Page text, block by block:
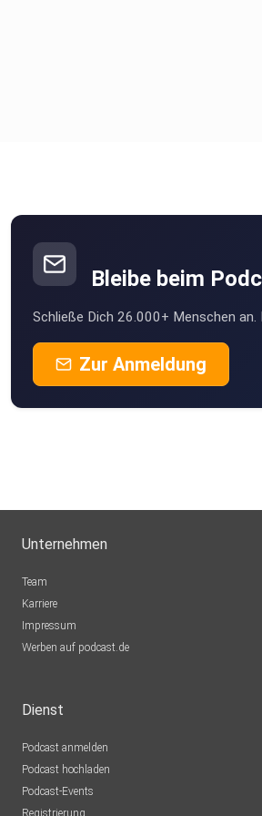
Bleibe beim
Schließe Dich 26.000+ Menschen
Zur Anmeldung
Unternehmen
Team
Karriere
Impressum
Werben auf podcast.de
Dienst
Podcast anmelden
Podcast hochladen
Podcast-Events
Registrierung